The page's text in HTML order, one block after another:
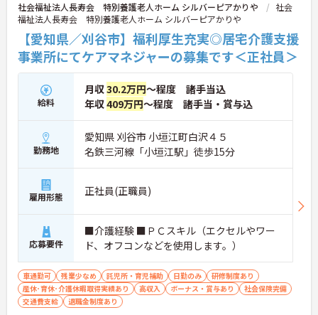
社会福祉法人長寿会 特別養護老人ホーム シルバーピアかりや
社会
福祉法人長寿会 特別養護老人ホーム シルバーピアかりや
【愛知県／刈谷市】福利厚生充実◎居宅介護支援
事業所にてケアマネジャーの募集です＜正社員＞
給料
月収30.2万円～程度 諸手当込
年収409万円～程度 諸手当・賞与込
勤務地
愛知県 刈谷市 小垣江町白沢４５
名鉄三河線「小垣江駅」徒歩15分
雇用形態 正社員(正職員)
応募要件
■介護経験 ■ＰＣスキル（エクセルやワー
ド、オフコンなどを使用します。）
車通勤可 残業少なめ 託児所・育児補助 日勤のみ
研修制度あり
産休･育休･介護休暇取得実績あり
高収入 ボーナス・賞与あり
社会保険完備
交通費支給
退職金制度あり